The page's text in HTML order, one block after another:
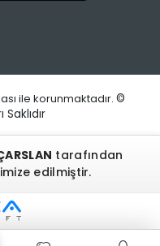
ile korunmaktadır. ©
Saklıdır
tarafından
edilmiştir.